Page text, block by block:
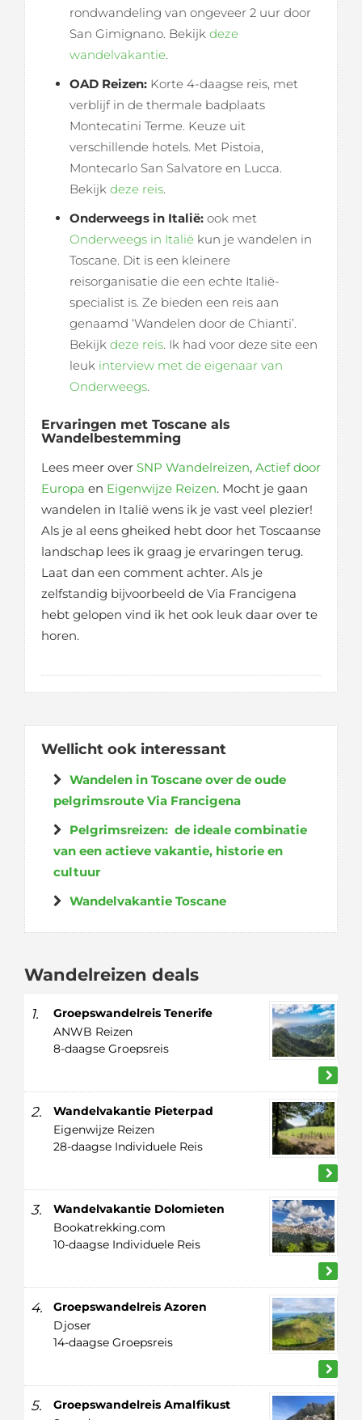
rondwandeling van ongeveer 2 uur door
San Gimignano. Bekijk deze
wandelvakantie
OAD Reizen: Korte 4-daagse reis, met
verblijf in de thermale badplaats
Montecatini Terme. Keuze uit
verschillende hotels. Met Pistoia,
Montecarlo San Salvatore en Lucca.
Bekijk deze reis
Onderweegs in Italië: ook met
Onderweegs in Italië kun je wandelen in
Toscane. Dit is een kleinere
reisorganisatie die een echte Italië-
specialist is. Ze bieden een reis aan
genaamd ‘Wandelen door de Chianti’.
Bekijk deze reis . Ik had voor deze site een
leuk interview met de eigenaar van
Onderweegs
Ervaringen met Toscane als
Wandelbestemming
Lees meer over SNP Wandelreizen, Actief door
Europa en Eigenwijze Reizen. Mocht je gaan
wandelen in Italië wens ik je vast veel plezier!
Als je al eens gheiked hebt door het Toscaanse
landschap lees ik graag je ervaringen terug.
Laat dan een comment achter. Als je
zelfstandig bijvoorbeeld de Via Francigena
hebt gelopen vind ik het ook leuk daar over te
horen.
Wellicht ook interessant
Wandelen in Toscane over de oude
pelgrimsroute Via Francigena
Pelgrimsreizen: de ideale combinatie
van een actieve vakantie, historie en
cultuur
Wandelvakantie Toscane
Wandelreizen deals
1.
Groepswandelreis Tenerife
ANWB Reizen
8-daagse Groepsreis
2.
Wandelvakantie Pieterpad
Eigenwijze Reizen
28-daagse Individuele Reis
3.
Wandelvakantie Dolomieten
Bookatrekking.com
10-daagse Individuele Reis
4.
Groepswandelreis Azoren
Djoser
14-daagse Groepsreis
5.
Groepswandelreis Amalfikust